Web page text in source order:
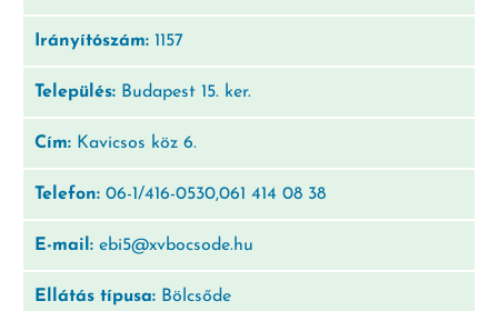
Irányítószám: 1157
Település: Budapest 15. ker.
Cím: Kavicsos köz 6.
Telefon: 06-1/416-0530,061 414 08 38
E-mail: ebi5@xvbocsode.hu
Ellátás típusa: Bölcsőde